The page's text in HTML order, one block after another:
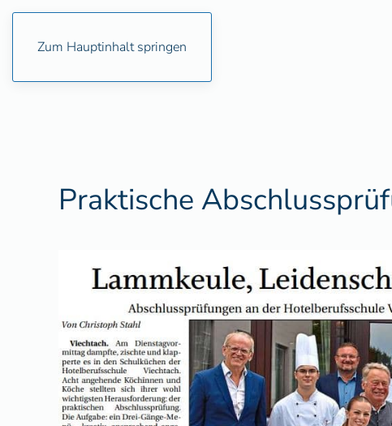
Zum Hauptinhalt springen
Praktische